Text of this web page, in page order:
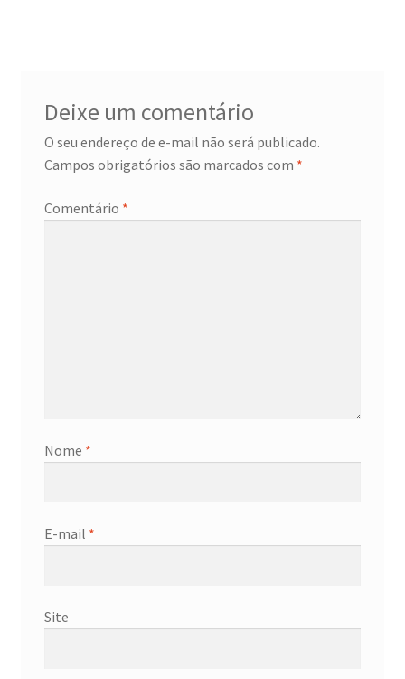
Deixe um comentário
O seu endereço de e-mail não será publicado.
Campos obrigatórios são marcados com *
Comentário *
Nome *
E-mail *
Site